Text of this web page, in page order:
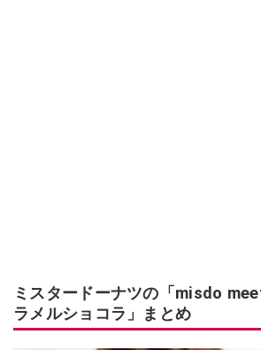
ミスタードーナツの「misdo
ラメルショコラ」まとめ